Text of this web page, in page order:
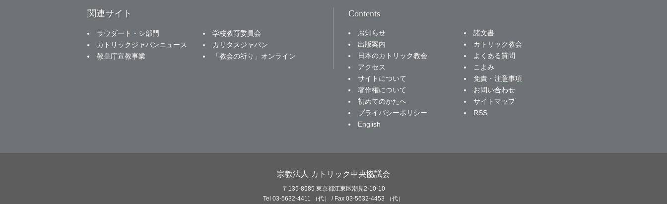
関連サイト
ラウダート・シ部門
学校教育委員会
カトリックジャパンニュース
カリタスジャパン
教皇庁宣教事業
「教会の祈り」オンライン
Contents
お知らせ
諸文書
出版案内
カトリック教会
日本のカトリック教会
よくある質問
アクセス
こよみ
サイトについて
免責・注意事項
著作権について
お問い合わせ
初めてのかたへ
サイトマップ
プライバシーポリシー
RSS
English
宗教法人 カトリック中央協議会
〒135-8585 東京都江東区潮見2-10-10
Tel 03-5632-4411 （代） / Fax 03-5632-4453 （代）